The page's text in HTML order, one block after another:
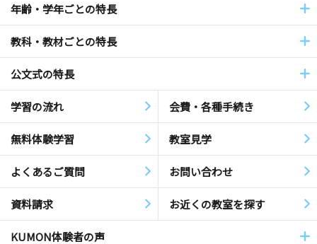
年齢・学年ごとの特長
教科・教材ごとの特長
公文式の特長
学習の流れ 会費・各種手続き
無料体験学習 教室見学
よくあるご質問 お問い合わせ
資料請求 お近くの教室を探す
KUMON体験者の声